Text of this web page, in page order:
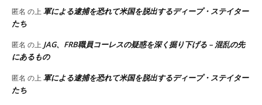
匿名 の上軍による逮捕を恐れて米国を脱出するディープ・ステイター
たち
匿名 の上 JAG、FRB職員コーレスの疑惑を深く掘り下げる – 混乱の先
にあるもの
匿名 の上軍による逮捕を恐れて米国を脱出するディープ・ステイター
たち